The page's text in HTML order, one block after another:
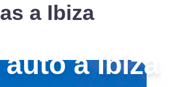
a Ibiza
a Ibiza